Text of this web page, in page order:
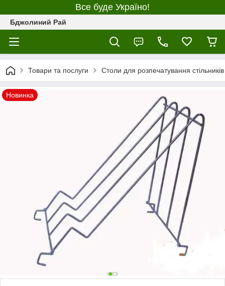
Все буде Україно!
Бджолиний Рай
Товари та послуги Столи для розпечатування
Новинка